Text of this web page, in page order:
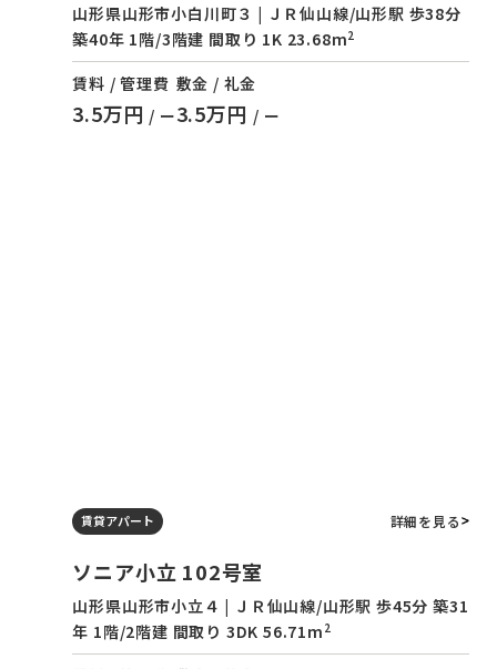
山形県山形市小白川町３ | ＪＲ仙山線/山形駅 歩38分
築40年 1階/3階建 間取り 1K 23.68m2
賃料 / 管理費
3.5万円 / ー
敷金 / 礼金
3.5万円 / ー
賃貸アパート 詳細を見る
ソニア小立 102号室
山形県山形市小立４ | ＪＲ仙山線/山形駅 歩45分 築31
年 1階/2階建 間取り 3DK 56.71m 2